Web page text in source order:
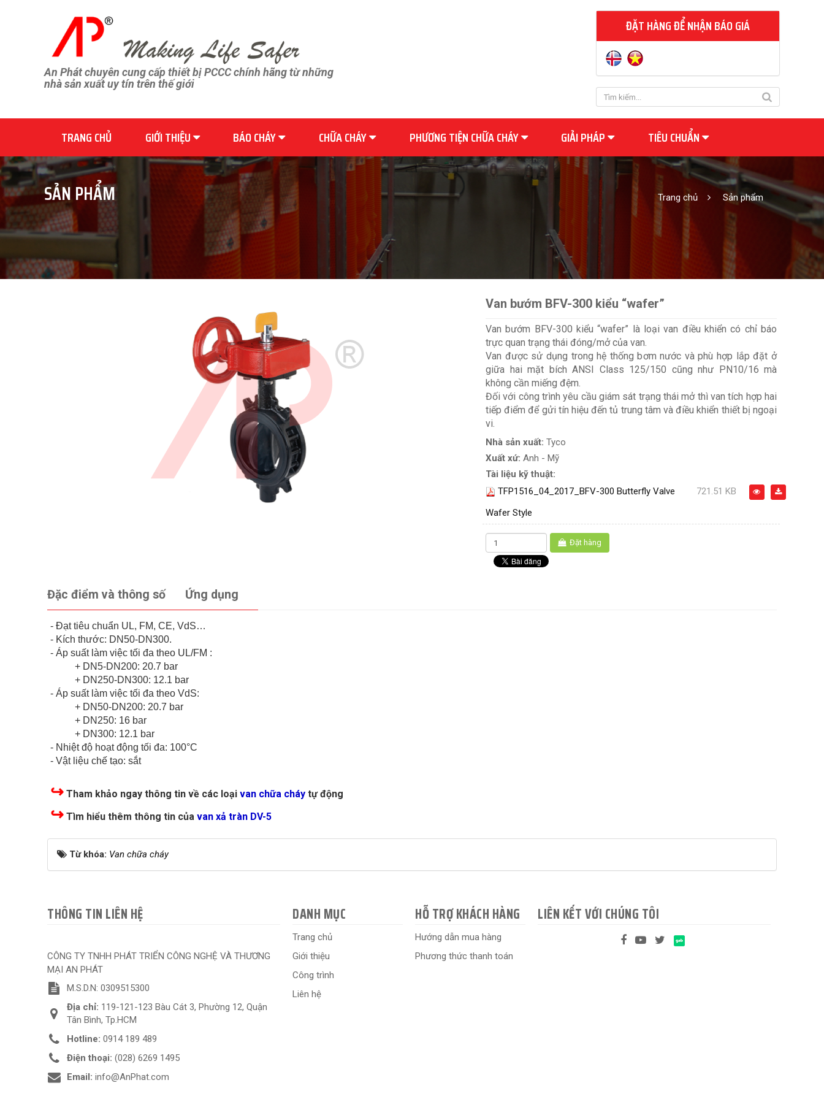
An Phát chuyên cung cấp thiết bị PCCC chính hãng từ những
nhà sản xuất uy tín trên thế giới
ĐẶT HÀNG ĐỂ NHẬN BÁO GIÁ
TRANG CHỦ GIỚI THIỆU BÁO CHÁY CHỮA CHÁY PHƯƠNG TIỆN CHỮA CHÁY GIẢI PHÁP TIÊU CHUẨN
SẢN PHẨM Trang chủ Sản phẩm
Van bướm BFV-300 kiểu “wafer”
Van bướm BFV-300 kiểu “wafer” là loại van điều khiển có chỉ báo
trực quan trạng thái đóng/mở của van.
Van được sử dụng trong hệ thống bơm nước và phù hợp lắp đặt ở
giữa hai mặt bích ANSI Class 125/150 cũng như PN10/16 mà
không cần miếng đệm.
Đối với công trình yêu cầu giám sát trạng thái mở thì van tích hợp hai
tiếp điểm để gửi tín hiệu đến tủ trung tâm và điều khiển thiết bị ngoại
vi.
Nhà sản xuất: Tyco
Xuất xứ: Anh - Mỹ
Tài liệu kỹ thuật:
TFP1516_04_2017_BFV-300 Butterfly Valve
Wafer Style
721.51 KB
Đặt hàng
Đặc điểm và thông số Ứng dụng
- Đạt tiêu chuẩn UL, FM, CE, VdS…
- Kích thước: DN50-DN300.
- Áp suất làm việc tối đa theo UL/FM :
+ DN5-DN200: 20.7 bar
+ DN250-DN300: 12.1 bar
- Áp suất làm việc tối đa theo VdS:
+ DN50-DN200: 20.7 bar
+ DN250: 16 bar
+ DN300: 12.1 bar
- Nhiệt độ hoạt động tối đa: 100°C
- Vật liệu chế tạo: sắt
↪ Tham khảo ngay thông tin về các loại van chữa cháy tự động
↪ Tìm hiểu thêm thông tin của van xả tràn DV-5
Từ khóa: Van chữa cháy
THÔNG TIN LIÊN HỆ
CÔNG TY TNHH PHÁT TRIỂN CÔNG NGHỆ VÀ THƯƠNG
MẠI AN PHÁT
M.S.D.N: 0309515300
Địa chỉ: 119-121-123 Bàu Cát 3, Phường 12, Quận
Tân Bình, Tp.HCM
Hotline: 0914 189 489
Điện thoại: (028) 6269 1495
Email: info@AnPhat.com
DANH MỤC
Trang chủ
Giới thiệu
Công trình
Liên hệ
HỖ TRỢ KHÁCH HÀNG
Hướng dẫn mua hàng
Phương thức thanh toán
LIÊN KẾT VỚI CHÚNG TÔI